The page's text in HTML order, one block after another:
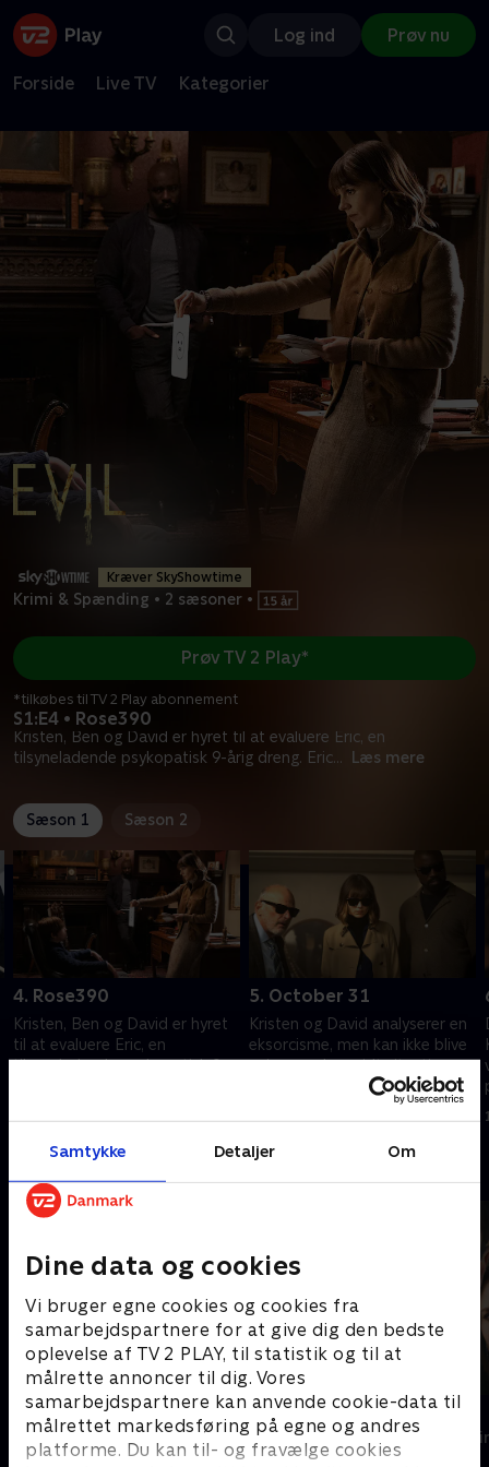
Samtykke Detaljer Om
Dine data og cookies
Vi bruger egne cookies og cookies fra
samarbejdspartnere for at give dig den bedste
oplevelse af TV 2 PLAY, til statistik og til at
målrette annoncer til dig. Vores
samarbejdspartnere kan anvende cookie-data til
målrettet markedsføring på egne og andres
platforme. Du kan til- og fravælge cookies
Log ind Prøv nu
Forside Live TV Kategorier
Kræver SkyShowtime
Krimi & Spænding • 2 sæsoner •
S1:E4 • Rose390
Kristen, Ben og David er hyret til at evaluere Eric, en
tilsyneladende psykopatisk 9-årig dreng. Eric... Læs mere
Prøv TV 2 Play*
*tilkøbes til TV 2 Play abonnement
Sæson 1 Sæson 2
4. Rose390
Kristen, Ben og David er hyret
til at evaluere Eric, en
tilsyneladende psykopatisk 9-
gruppen nyt håb.
5. October 31
Kristen og David analyserer en
eksorcisme, men kan ikke blive
enige om, hvorvidt situationen
er en overnaturlig dæmonisk
besættelse eller en psykisk
sygdom.
The Au Pair
Krimi & Spænding • 1 sæsoner
Top Dog
Krimi &